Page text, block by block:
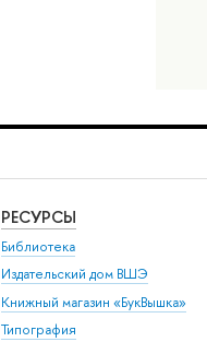
РЕСУРСЫ
Библиотека
Издательский дом ВШЭ
Книжный магазин «БукВышка»
Типография